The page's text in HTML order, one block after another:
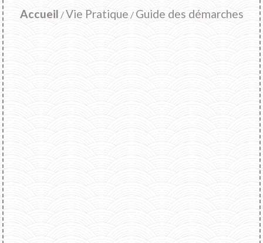
Accueil /Vie Pratique / Guide des démarches